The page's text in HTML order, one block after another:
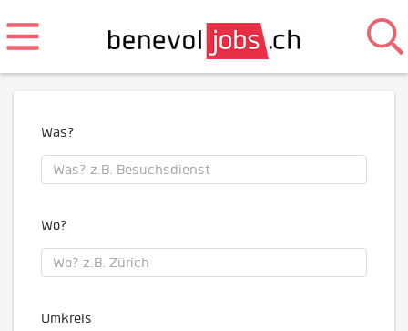
Was?
Wo?
Umkreis